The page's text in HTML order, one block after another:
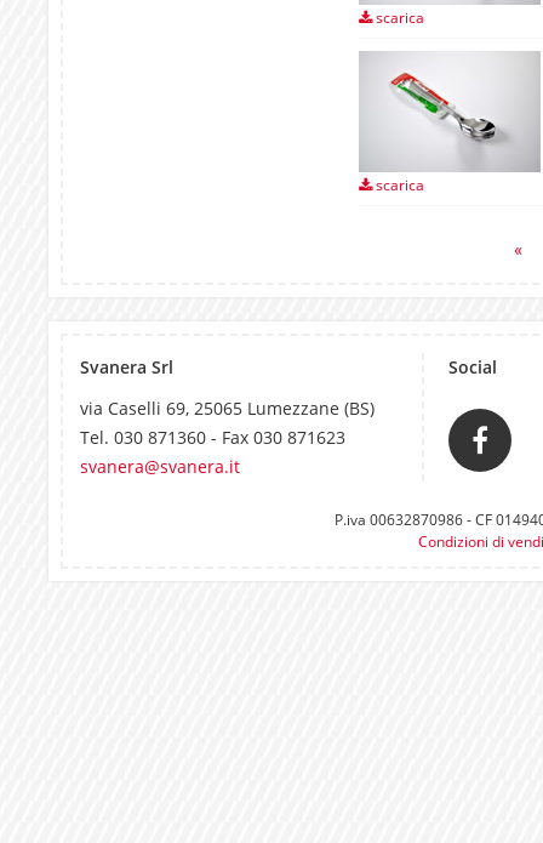
scarica
scarica
«
Svanera Srl
via Caselli 69, 25065 Lumezzane (BS)
Tel. 030 871360 - Fax 030 871623
svanera@svanera.it
Social
P.iva 00632870986 - CF
Condizioni di